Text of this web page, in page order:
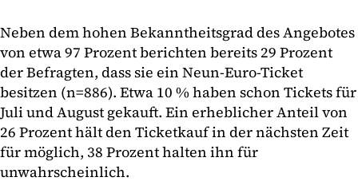
Neben dem hohen Bekanntheitsgrad des Angebotes
von etwa 97 Prozent berichten bereits 29 Prozent
der Befragten, dass sie ein Neun-Euro-Ticket
besitzen (n=886). Etwa 10 % haben schon Tickets für
Juli und August gekauft. Ein erheblicher Anteil von
26 Prozent hält den Ticketkauf in der nächsten Zeit
für möglich, 38 Prozent halten ihn für
unwahrscheinlich.